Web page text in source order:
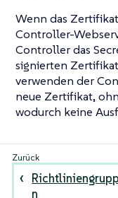
Wenn das
Controller-
Controller das
signierten
verwenden der
neue Zertifikat,
wodurch keine
n